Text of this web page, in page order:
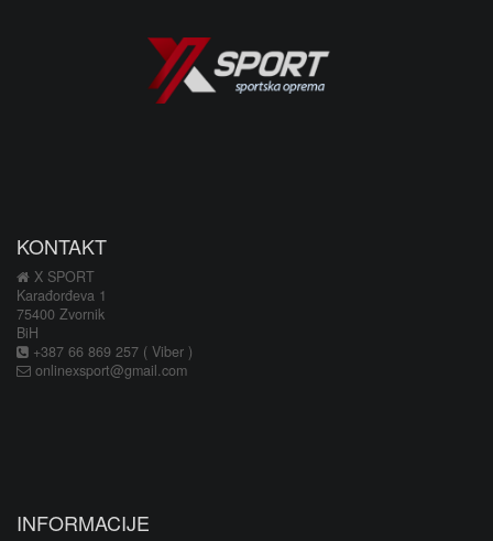
KONTAKT
X SPORT
Karađorđeva 1
75400 Zvornik
BiH
+387 66 869 257 ( Viber )
onlinexsport@gmail.com
INFORMACIJE